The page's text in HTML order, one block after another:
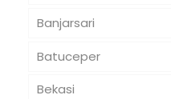
Banjarsari
Batuceper
Bekasi